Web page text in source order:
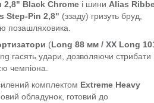
2,8" Black Chromeі шини Alias
Step-Pin 2,8" (ззаду) гризуть бруд,
позашляховика.
(Long 88 мм / XX Long
гасять удари, дозволяючи стрибати
чемпіона.
комплектом Extreme Heavy
обладунок, готовий до